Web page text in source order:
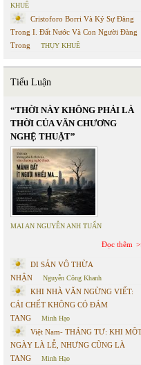
KHUÊ
Cristoforo Borri Và Ký Sự Đàng
Trong I. Đất Nước Và Con Người Đàng
Trong
THỤY KHUÊ
Tiểu Luận
“THỜI NÀY KHÔNG PHẢI LÀ
THỜI CỦA VĂN CHƯƠNG
NGHỆ THUẬT”
MAI AN NGUYỄN ANH TUẤN
Đọc thêm
DI SẢN VÔ THỪA
NHẬN
Nguyễn Công Khanh
KHI NHÀ VĂN NGỪNG VIẾT:
CÁI CHẾT KHÔNG CÓ ĐÁM
TANG
Minh Hạo
Việt Nam- THÁNG TƯ: KHI
NGÀY LÀ LỄ, NHƯNG CŨNG LÀ
TANG
Minh Hạo